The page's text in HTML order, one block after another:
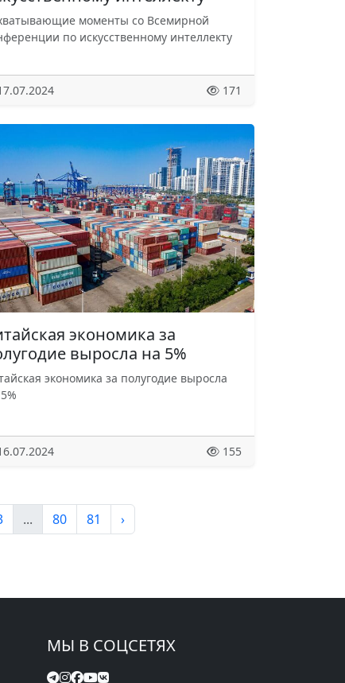
моменты со Всемирной
по искусственному интеллекту
171
экономика за
выросла на 5%
экономика за полугодие выросла
155
... 80 81 ›
МЫ В СОЦСЕТЯХ